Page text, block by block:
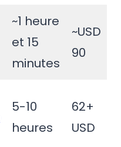
~1 heure
et 15
minutes
~USD
90
5-10
heures
62+
USD